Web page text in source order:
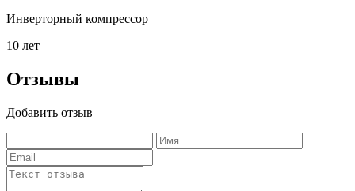
Инверторный компрессор
10 лет
Отзывы
Добавить отзыв